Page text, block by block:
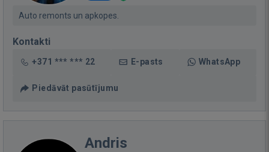
Auto remonts un apkopes.
Kontakti
+371 *** *** 22 E-pasts WhatsApp
Piedāvāt pasūtījumu
Andris